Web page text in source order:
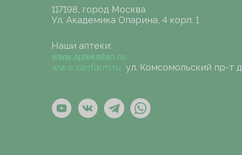
117198, город Москва
Ул. Академика Опарина, 4 корп. 1
Наши аптеки:
www.aptekailan.ru
www.ilanfarm.ru ул. Комсомольский пр-т